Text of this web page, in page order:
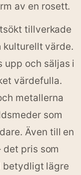
av en rosett.
tillverkade
kulturellt värde.
upp och säljas i
värdefulla.
metallerna
som
Även till en
pris som
betydligt lägre